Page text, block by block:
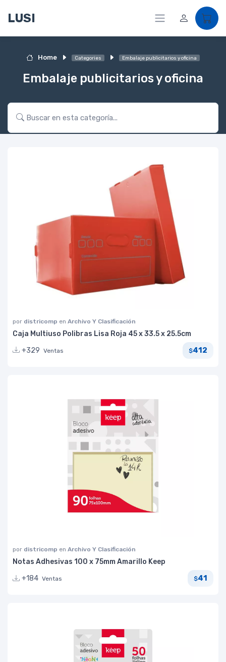
LUSI
Home Categories Embalaje publicitarios y oficina
Embalaje publicitarios y oficina
por districomp en Archivo Y Clasificación
Caja Multiuso Polibras Lisa Roja 45 x 33.5 x 25.5cm
+329 Ventas $412
por districomp en Archivo Y Clasificación
Notas Adhesivas 100 x 75mm Amarillo Keep
+184 Ventas $41